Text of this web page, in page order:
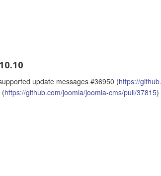
update messages #36950 (https://
(https://github.com/joomla/joomla-cms/pull/37815)